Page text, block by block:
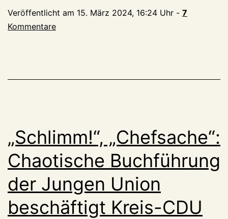
der
Jungen
Veröffentlicht am 15. März 2024, 16:24 Uhr - 7
Kommentare
„Schlimm!“, „Chefsache“:
Chaotische Buchführung
der Jungen Union
beschäftigt Kreis-CDU